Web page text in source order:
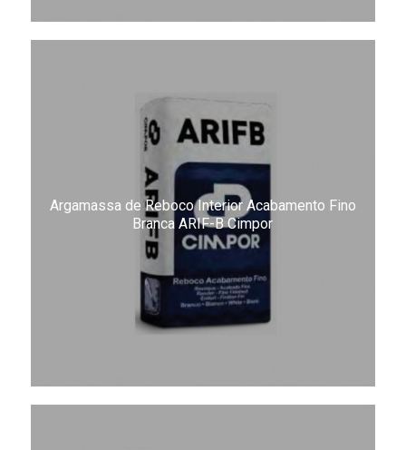
Argamassa de Reboco Interior Acabamento Fino
Branca ARIF-B Cimpor